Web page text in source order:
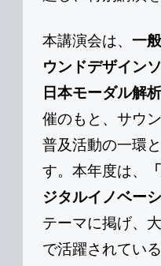
本講演会は、 一
ウンドデザイン
日本モーダル解
催のもと、サウ
普及活動の一環
す。本年度は、
ジタルイノベー
テーマに掲げ、
で活躍されてい